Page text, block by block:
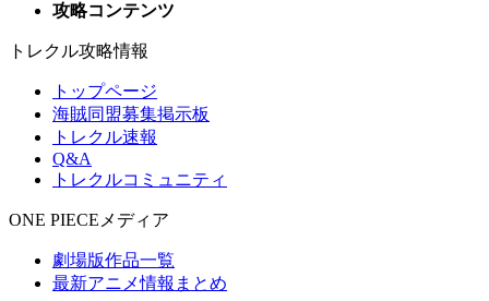
攻略コンテンツ
トレクル攻略情報
トップページ
海賊同盟募集掲示板
トレクル速報
Q&A
トレクルコミュニティ
ONE PIECEメディア
劇場版作品一覧
最新アニメ情報まとめ